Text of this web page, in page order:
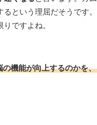
るという理屈だそうです
ですよね。
機能が向上するのかを